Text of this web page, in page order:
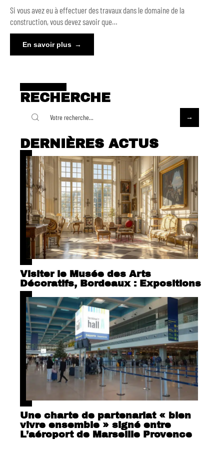
Si vous avez eu à effectuer des travaux dans le domaine de la
construction, vous devez savoir que…
En savoir plus
RECHERCHE
DERNIÈRES ACTUS
Visiter le Musée des Arts
Décoratifs, Bordeaux : Expositions
Une charte de partenariat « bien
vivre ensemble » signé entre
L’aéroport de Marseille Provence